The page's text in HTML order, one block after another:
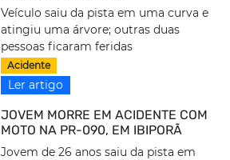
Veículo saiu da pista em uma curva e
atingiu uma árvore; outras duas
pessoas ficaram feridas
Acidente
Ler artigo
JOVEM MORRE EM ACIDENTE COM
MOTO NA PR-090, EM IBIPORÃ
Jovem de 26 anos saiu da pista em